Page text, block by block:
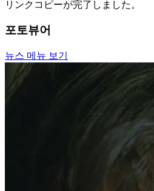
リンクコピーが完了しました。
포토뷰어
뉴스 메뉴 보기